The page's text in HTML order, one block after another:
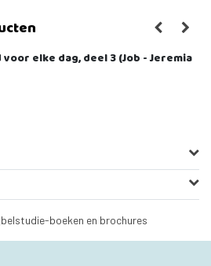
voor elke dag, deel 3 (Job - Jeremia
boeken en brochures